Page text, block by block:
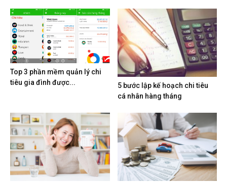
Top 3 phần mềm quản lý chi
tiêu gia đình được...
5 bước lập kế hoạch chi tiêu
cá nhân hàng tháng